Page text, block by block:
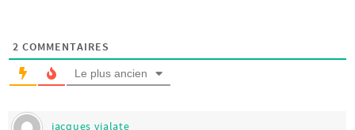
2 COMMENTAIRES
Le plus ancien
jacques vialate